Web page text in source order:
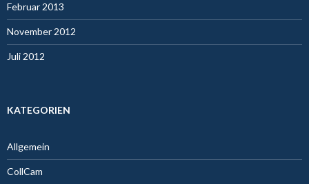
Februar 2013
November 2012
Juli 2012
KATEGORIEN
Allgemein
CollCam